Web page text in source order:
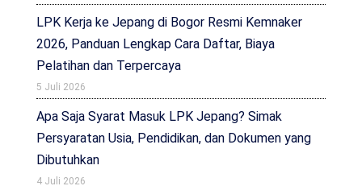
LPK Kerja ke Jepang di Bogor Resmi Kemnaker
2026, Panduan Lengkap Cara Daftar, Biaya
Pelatihan dan Terpercaya
5 Juli 2026
Apa Saja Syarat Masuk LPK Jepang? Simak
Persyaratan Usia, Pendidikan, dan Dokumen yang
Dibutuhkan
4 Juli 2026